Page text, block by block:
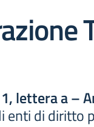
lettera a –
enti di diritto